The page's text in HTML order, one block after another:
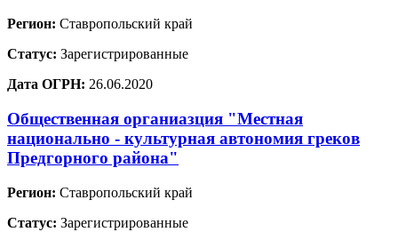
Регион: Ставропольский край
Статус: Зарегистрированные
Дата ОГРН: 26.06.2020
Общественная органиазция "Местная
национально - культурная автономия греков
Предгорного района"
Регион: Ставропольский край
Статус: Зарегистрированные